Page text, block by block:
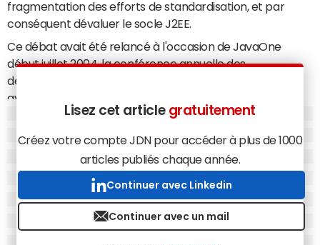
fragmentation des efforts de standardisation, et par
conséquent dévaluer le socle J2EE.
Ce débat avait été relancé à l'occasion de JavaOne
début juillet 2004, la conférence annuelle des
développeurs Java organisée par Sun. Le constructeur
avait profité de l'événement pour marteler son
opposition à la diffusion d'une édition Open Source du
les bienfaits d'une telle méthode, en égrenant l'ensemble
des avantages qu'elle pourrait apporter : d'une plus
grande transparence des travaux d'évolution en passant
par une sécurité renforcée et une réduction du coût
d'acquisition des solutions.
Lisez cet article gratuitement
Créez votre compte JDN pour accéder à plus de 1000
articles publiés chaque année.
Continuer avec Linkedin
Continuer avec un mail